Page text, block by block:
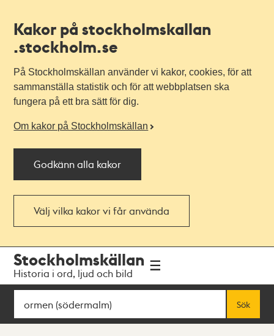
Kakor på stockholmskallan
.stockholm.se
På Stockholmskällan använder vi kakor, cookies, för att
sammanställa statistik och för att webbplatsen ska
fungera på ett bra sätt för dig.
Om kakor på Stockholmskällan
Godkänn alla kakor
Välj vilka kakor vi får använda
navigationen
huvudinnehållet
Stockholmskällan
Historia i ord, ljud och bild
Sök
Sök